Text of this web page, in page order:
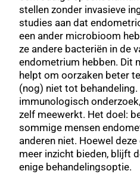
stellen zonder invasieve
studies aan dat
een ander microbioom
ze andere bacteriën in de
endometrium hebben. Dit
helpt om oorzaken beter
(nog) niet tot
immunologisch
zelf meewerkt. Het doel:
sommige mensen
anderen niet. Hoewel
meer inzicht bieden, blijft
enige behandelingsoptie.